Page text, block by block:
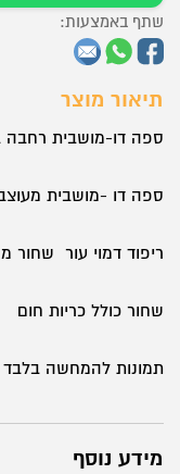
תיאור מוצר
ספה דו-מושבית רחבה
ספה דו -מושבית
ריפוד דמוי עור שחור
שחור כולל כריות חום
תמונות להמחשה בלבד
מידע נוסף
שתף באמצעות: